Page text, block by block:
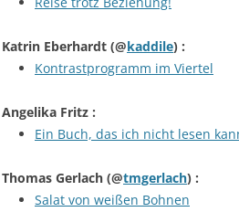
Katrin Eberhardt (@kaddile) :
Kontrastprogramm im Viertel
Angelika Fritz :
Ein Buch, das ich nicht lesen
Thomas Gerlach (@tmgerlach) :
Salat von weißen Bohnen